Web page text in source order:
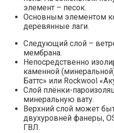
элемент – песок.
Основным элементом
деревянные лаги.
Следующий слой –
мембрана.
Непосредственно
каменной
Баттс» или Rockwool
Слой плёнки-
минеральную вату.
Верхний слой может
двухуровней фанеры,
ГВЛ.